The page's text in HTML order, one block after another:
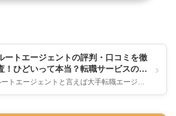
ートエージェントの評判・口コミを徹
！ひどいって本当？転職サービスの実
説
ートエージェントと言えば大手転職エージェ
›